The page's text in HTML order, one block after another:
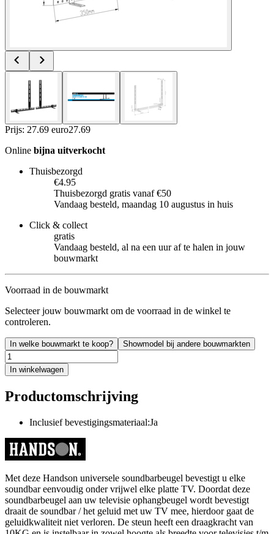
Prijs: 27.69 euro27.69
Online bijna uitverkocht
Thuisbezorgd
€4.95
Thuisbezorgd gratis vanaf €50
Vandaag besteld, maandag 10 augustus in huis
Click & collect
gratis
Vandaag besteld, al na een uur af te halen in jouw
bouwmarkt
Voorraad in de bouwmarkt
Selecteer jouw bouwmarkt om de voorraad in de winkel te
controleren.
In welke bouwmarkt te koop? Showmodel bij andere bouwmarkten
In winkelwagen
Productomschrijving
Inclusief bevestigingsmateriaal:Ja
Met deze Handson universele soundbarbeugel bevestigt u elke
soundbar eenvoudig onder vrijwel elke platte TV. Doordat deze
soundbarbeugel aan uw televisie ophangbeugel wordt bevestigt
draait de soundbar / het geluid met uw TV mee, hierdoor gaat de
geluidkwaliteit niet verloren. De steun heeft een draagkracht van